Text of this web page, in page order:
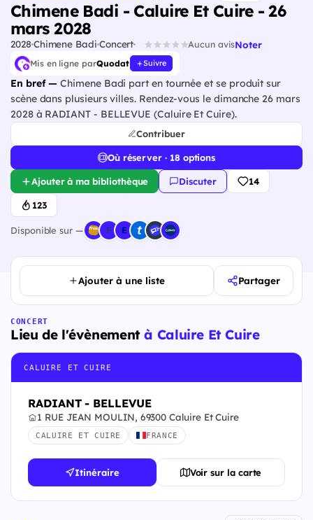
Chimene Badi - Caluire Et Cuire - 26
mars 2028
2028 Chimene Badi Concert Aucun avisNoter
Mis en ligne parQuodat Suivre
En bref — Chimene Badi part en tournée et se produit sur
scène dans plusieurs villes. Rendez-vous le dimanche 26 mars
2028 à RADIANT - BELLEVUE (Caluire Et Cuire).
Contribuer
Où réserver · 18 options
Ajouter à ma bibliothèque Discuter 14
123
Disponible sur —
Ajouter à une liste Partager
CONCERT
Lieu de l'évènementà Caluire Et Cuire
CALUIRE ET CUIRE
RADIANT - BELLEVUE
1 RUE JEAN MOULIN, 69300 Caluire Et Cuire
CALUIRE ET CUIRE FRANCE
Itinéraire Voir sur la carte